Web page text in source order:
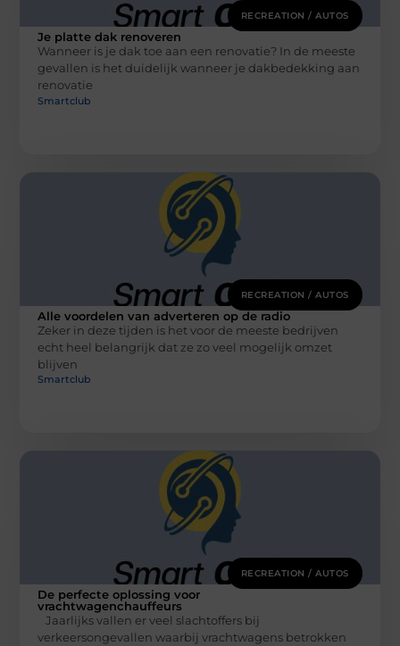
RECREATION / AUTOS
Je platte dak renoveren
Wanneer is je dak toe aan een renovatie? In de meeste
gevallen is het duidelijk wanneer je dakbedekking aan
renovatie
Smartclub
RECREATION / AUTOS
Alle voordelen van adverteren op de radio
Zeker in deze tijden is het voor de meeste bedrijven
echt heel belangrijk dat ze zo veel mogelijk omzet
blijven
Smartclub
RECREATION / AUTOS
De perfecte oplossing voor
vrachtwagenchauffeurs
Jaarlijks vallen er veel slachtoffers bij
verkeersongevallen waarbij vrachtwagens betrokken